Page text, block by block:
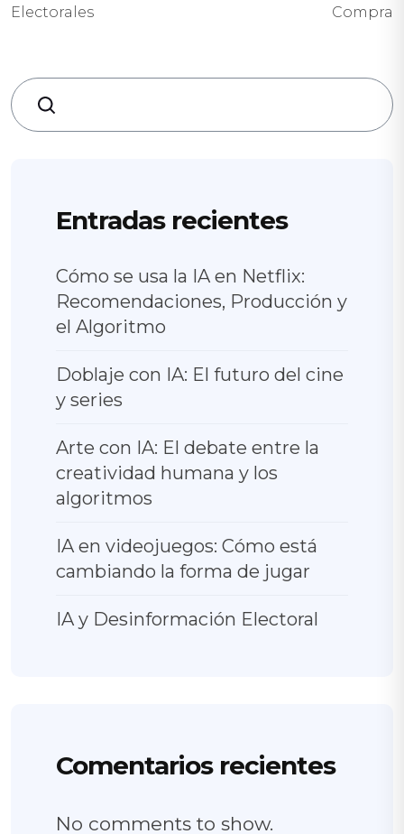
Electorales
Compra
Search
Entradas recientes
Cómo se usa la IA en Netflix:
Recomendaciones, Producción y
el Algoritmo
Doblaje con IA: El futuro del cine
y series
Arte con IA: El debate entre la
creatividad humana y los
algoritmos
IA en videojuegos: Cómo está
cambiando la forma de jugar
IA y Desinformación Electoral
Comentarios recientes
No comments to show.